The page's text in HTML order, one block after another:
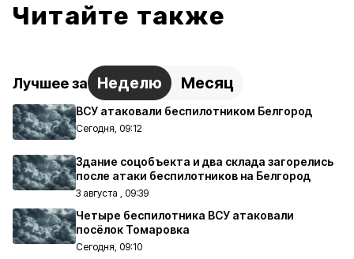
Читайте также
Лучшее за Неделю Месяц
ВСУ атаковали беспилотником Белгород
Сегодня, 09:12
Здание соцобъекта и два склада загорелись
после атаки беспилотников на Белгород
3 августа , 09:39
Четыре беспилотника ВСУ атаковали
посёлок Томаровка
Сегодня, 09:10